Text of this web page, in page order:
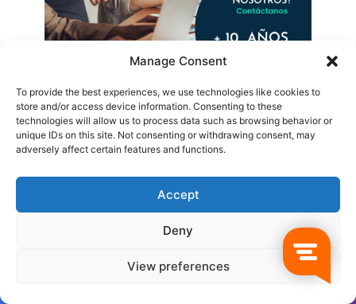
Manage Consent
To provide the best experiences, we use technologies like cookies to
store and/or access device information. Consenting to these
technologies will allow us to process data such as browsing behavior or
unique IDs on this site. Not consenting or withdrawing consent, may
adversely affect certain features and functions.
Accept
Deny
View preferences
Recent Tech News
MSC World Asia: así será
Costa Cruceros y la